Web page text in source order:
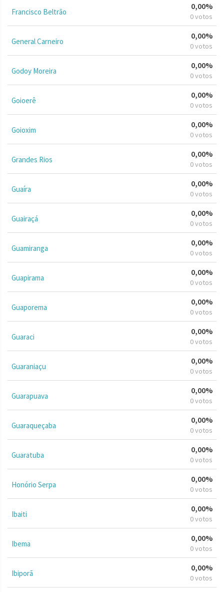
Francisco Beltrão
0,00%
0 votos
General Carneiro
0,00%
0 votos
Godoy Moreira
0,00%
0 votos
Goioerê
0,00%
0 votos
Goioxim
0,00%
0 votos
Grandes Rios
0,00%
0 votos
Guaíra
0,00%
0 votos
Guairaçá
0,00%
0 votos
Guamiranga
0,00%
0 votos
Guapirama
0,00%
0 votos
Guaporema
0,00%
0 votos
Guaraci
0,00%
0 votos
Guaraniaçu
0,00%
0 votos
Guarapuava
0,00%
0 votos
Guaraqueçaba
0,00%
0 votos
Guaratuba
0,00%
0 votos
Honório Serpa
0,00%
0 votos
Ibaiti
0,00%
0 votos
Ibema
0,00%
0 votos
Ibiporã
0,00%
0 votos